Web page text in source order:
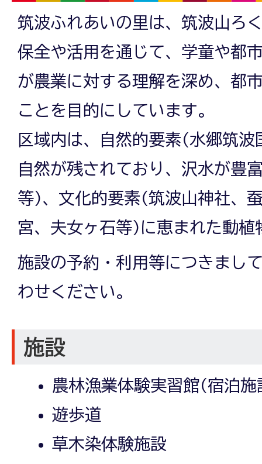
筑波ふれあいの里は、筑波山ろ
保全や活用を通じて、学童や都
が農業に対する理解を深め、都
ことを目的にしています。
区域内は、自然的要素(水郷筑波
自然が残されており、沢水が豊
等)、文化的要素(筑波山神社、
宮、夫女ヶ石等)に恵まれた動植
施設の予約・利用等につきまし
わせください。
施設
農林漁業体験実習館(宿泊
遊歩道
草木染体験施設